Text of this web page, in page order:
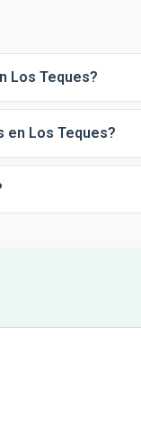
Los Teques?
en Los Teques?